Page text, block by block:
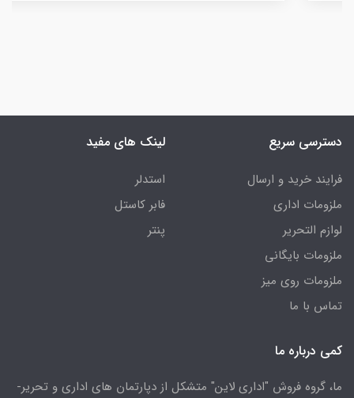
دسترسی سریع
فرایند خرید و ارسال
ملزومات اداری
لوازم التحریر
ملزومات بایگانی
ملزومات روی میز
تماس با ما
لینک های مفید
استدلر
فابر کاستل
پنتر
کمی درباره ما
ما، گروه فروش "اداری لاین" متشکل از دپارتمان های اداری و تحریر-